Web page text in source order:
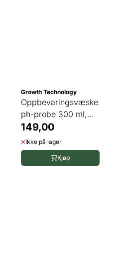
Growth Technology
Oppbevaringsvæske
ph-probe 300 ml,
Growth ...
149,00
Ikke på lager
Kjøp